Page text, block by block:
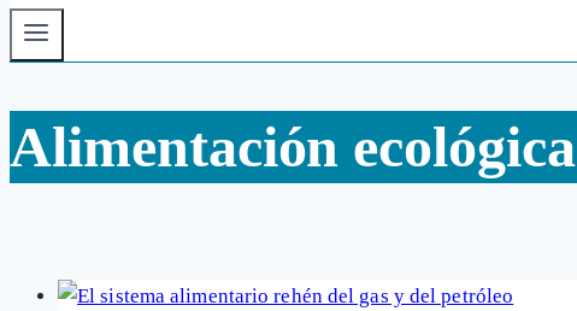
Alimentación ecológica